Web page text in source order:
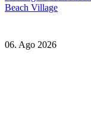
Beach Village
06. Ago 2026